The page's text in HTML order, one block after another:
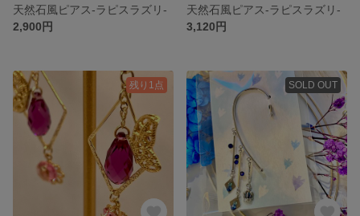
天然石風ピアス-ラピスラズリ-
2,900円
天然石風ピアス-ラピスラズリ-
3,120円
残り1点 SOLD OUT